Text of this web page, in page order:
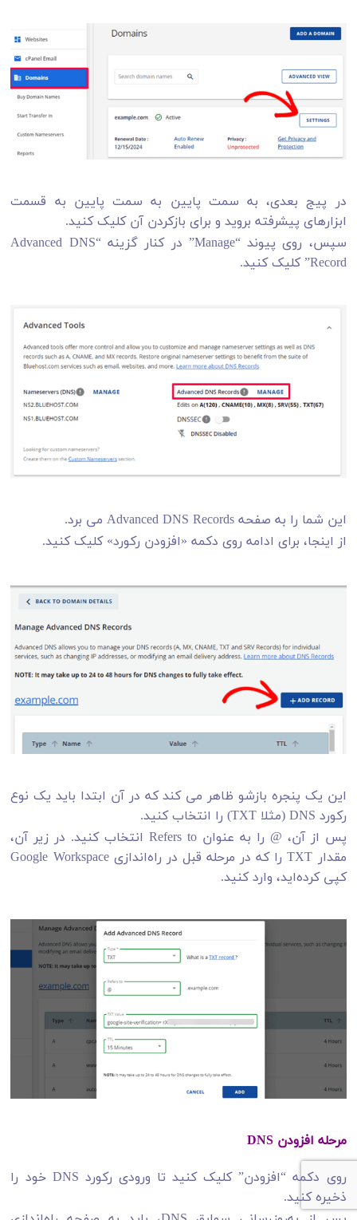
در پیج بعدی، به سمت پایین به سمت پایین به قسمت
ابزارهای پیشرفته بروید و برای بازکردن آن کلیک کنید.
سپس، روی پیوند “Manage” در کنار گزینه “Advanced DNS
Record” کلیک کنید.
این شما را به صفحه Advanced DNS Records می برد.
از اینجا، برای ادامه روی دکمه «افزودن رکورد» کلیک کنید.
این یک پنجره بازشو ظاهر می کند که در آن ابتدا باید یک نوع
رکورد DNS (مثلا TXT) را انتخاب کنید.
پس از آن، @ را به عنوان Refers to انتخاب کنید. در زیر آن،
مقدار TXT را که در مرحله قبل در راه‌اندازی Google Workspace
کپی کرده‌اید، وارد کنید.
مرحله افزودن DNS
روی دکمه “افزودن” کلیک کنید تا ورودی رکورد DNS خود را
ذخیره کنید.